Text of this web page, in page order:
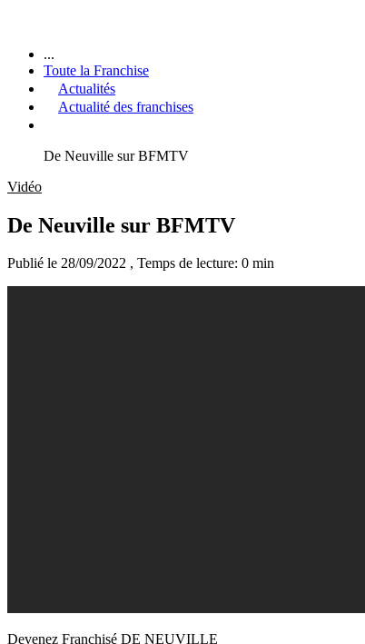
...
Toute la Franchise
Actualités
Actualité des franchises
De Neuville sur BFMTV
Vidéo
De Neuville sur BFMTV
Publié le 28/09/2022 , Temps de lecture: 0 min
Devenez Franchisé DE NEUVILLE